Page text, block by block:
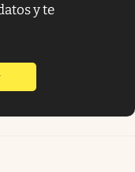
y te
abre en nueva pestaña